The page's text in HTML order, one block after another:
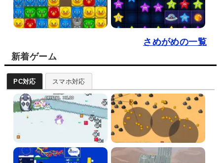
さめがめの一覧
新着ゲーム
PC対応 スマホ対応